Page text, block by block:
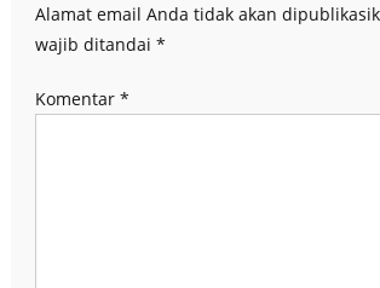
Alamat email Anda tidak akan
wajib ditandai *
Komentar *